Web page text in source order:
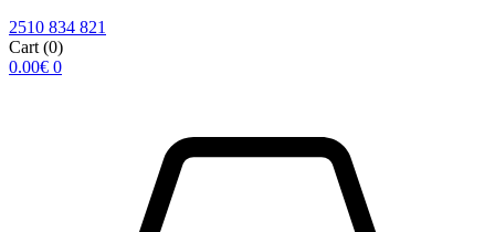
2510 834 821
Cart (0)
0.00€ 0